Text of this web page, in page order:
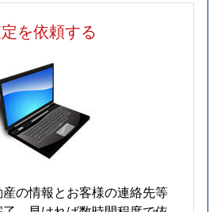
を依頼する
の情報とお客様の連絡先等